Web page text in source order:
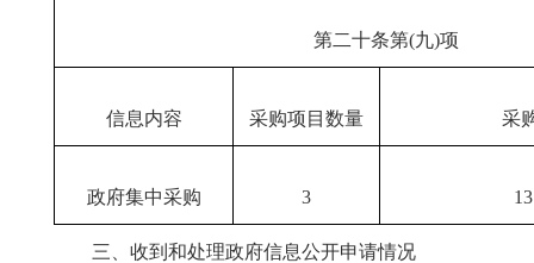
第二十条第(九)项
信息内容 采购项目数量 采
政府集中采购 3
三、收到和处理政府信息公开申请情况